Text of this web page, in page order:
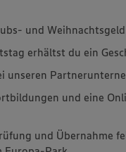
und Weihnachtsgeld
erhältst du ein
unseren
und eine
und Übernahme